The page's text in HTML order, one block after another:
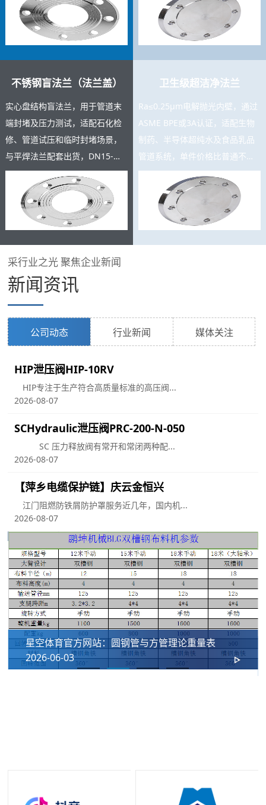
充足，支持按图定制。 测报告。
不锈钢盲法兰（法兰盖）
实心盘结构盲法兰，用于管道末
端封堵及压力测试，适配石化检
修、管道试压和临时封堵场景，
与平焊法兰配套出货，DN15-
DN600规格齐全，复购率高，可
与主产品同批交货。
卫生级超洁净法兰
Ra≤0.25μm电解抛光内壁，通过
ASME BPE或3A认证，适配生物
制药、半导体超纯水及食品乳品
管道系统，单件价格比普通不锈
钢法兰高3-8倍，是高附加值精密
采行业之光 聚焦企业新闻
新闻资讯
公司动态 行业新闻 媒体关注
HIP泄压阀HIP-10RV
HIP专注于生产符合高质量标准的高压阀...
2026-08-07
SCHydraulic泄压阀PRC-200-N-050
SC 压力释放阀有常开和常闭两种配...
2026-08-07
【萍乡电缆保护链】庆云金恒兴
江门阻燃防铁屑防护罩服务近几年，国内机...
2026-08-07
星空体育官方网站：圆钢管与方管理论重量表
2026-06-03